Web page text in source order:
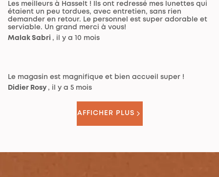
Les meilleurs à Hasselt ! Ils ont redressé mes lunettes qui
étaient un peu tordues, avec entretien, sans rien
demander en retour. Le personnel est super adorable et
serviable. Un grand merci à vous!
Malak Sabri , il y a 10 mois
Le magasin est magnifique et bien accueil super !
Didier Rosy , il y a 5 mois
AFFICHER PLUS